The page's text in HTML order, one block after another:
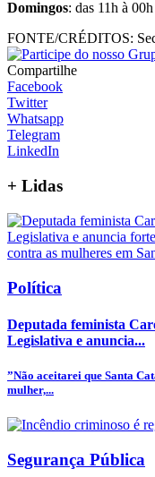
Domingos: das 11h à 00h
FONTE/CRÉDITOS:
Compartilhe
Facebook
Twitter
Whatsapp
Telegram
LinkedIn
+ Lidas
Política
Deputada feminista
Legislativa e anuncia...
”Não aceitarei que Santa
mulher,...
Segurança Pública